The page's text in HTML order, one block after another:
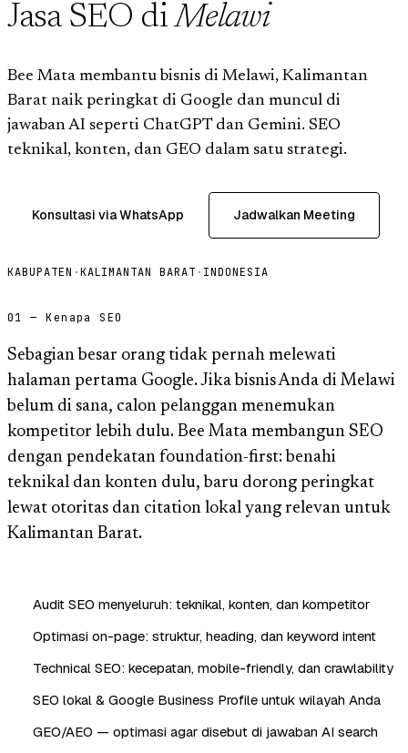
Jasa SEO diMelawi
Bee Mata membantu bisnis di Melawi, Kalimantan
Barat naik peringkat di Google dan muncul di
jawaban AI seperti ChatGPT dan Gemini. SEO
teknikal, konten, dan GEO dalam satu strategi.
Konsultasi via WhatsApp Jadwalkan Meeting
KABUPATEN ·KALIMANTAN BARAT · INDONESIA
01 — Kenapa SEO
Sebagian besar orang tidak pernah melewati
halaman pertama Google. Jika bisnis Anda di Melawi
belum di sana, calon pelanggan menemukan
kompetitor lebih dulu. Bee Mata membangun SEO
dengan pendekatan foundation-first: benahi
teknikal dan konten dulu, baru dorong peringkat
lewat otoritas dan citation lokal yang relevan untuk
Kalimantan Barat.
Audit SEO menyeluruh: teknikal, konten, dan kompetitor
Optimasi on-page: struktur, heading, dan keyword intent
Technical SEO: kecepatan, mobile-friendly, dan crawlability
SEO lokal & Google Business Profile untuk wilayah Anda
GEO/AEO — optimasi agar disebut di jawaban AI search